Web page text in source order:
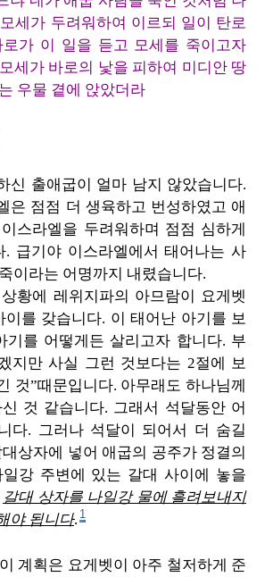
세가 두려워하여 이르되 일이 탄로
로가 이 일을 듣고 모세를 죽이고자
세가 바로의 낯을 피하여 미디안 땅
우물 곁에 앉았더라
신 출애굽이 얼마 남지 않았습니다.
은 점점 더 생육하고 번성하였고 애
스라엘을 두려워하며 점점 심하게
. 급기야 이스라엘에서 태어나는 사
이라는 어명까지 내렸습니다.
황에 레위지파의 아므람이 요게벳
이를 갖습니다. 이 태어난 아기를 보
기를 어떻게든 살리고자 합니다. 부
지만 사실 그런 것보다는 2절에 보
것”때문입니다. 아무래도 하나님께
것 같습니다. 그래서 석달동안 어
다. 그러나 석달이 되어서 더 숨길
상자에 넣어 애굽의 공주가 정결의
강 주변에 있는 갈대 사이에 놓을
갈대 상자를 나일강 물에 흘려보내지
야 됩니다. 1
계획은 요게벳이 아주 철저하게 준